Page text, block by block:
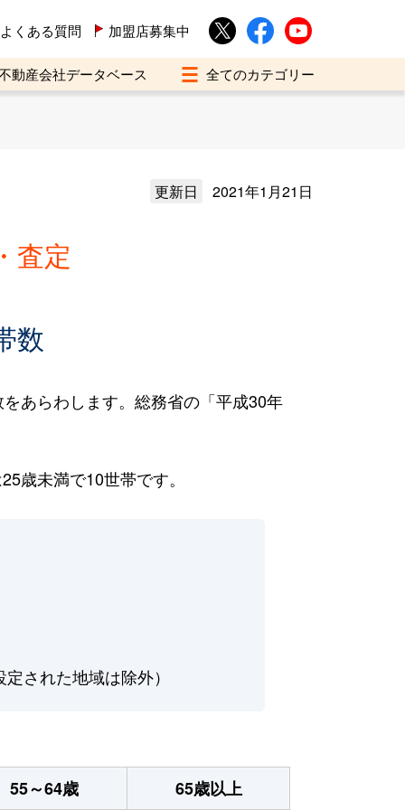
よくある質問 加盟店募集中
動産会社データベース
更新日 2021年1月21日
査定
数
あらわします。総務省の「平成30年
歳未満で10世帯です。
された地域は除外）
55～64歳 65歳以上